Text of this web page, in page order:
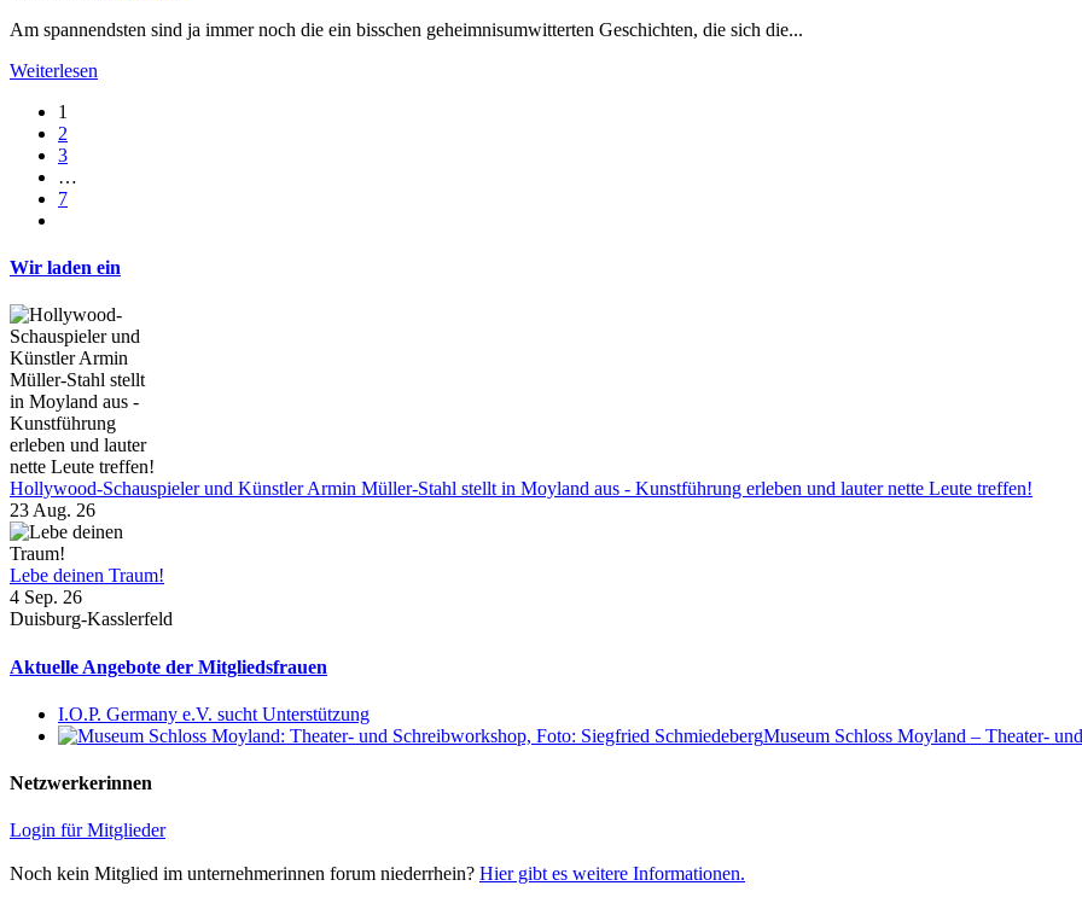
Am spannendsten sind ja immer noch die ein bisschen geheimnisumwitterten Geschichten, die sich die...
Weiterlesen
1
2
3
…
7
Wir laden ein
Hollywood-Schauspieler und Künstler Armin Müller-Stahl stellt in Moyland aus - Kunstführung erleben und lauter nette Leute treffen!
23 Aug. 26
Lebe deinen Traum!
4 Sep. 26
Duisburg-Kasslerfeld
Aktuelle Angebote der Mitgliedsfrauen
I.O.P. Germany e.V. sucht Unterstützung
Museum Schloss Moyland – Theater-
Netzwerkerinnen
Login für Mitglieder
Noch kein Mitglied im unternehmerinnen forum niederrhein? Hier gibt es weitere Informationen.